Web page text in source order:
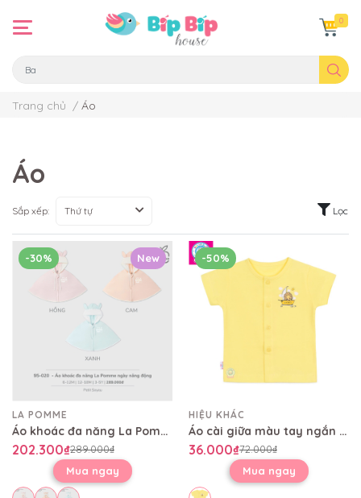
0
Trang chủ / Áo
Áo
Sắp xếp: Thứ tự Lọc
New
-30%
LA POMME
Áo khoác đa năng La Pomme ngày năng động
202.300₫289.000₫
Mua ngay
-50%
HIỆU KHÁC
Áo cài giữa màu tay ngắn AL0004
36.000₫72.000₫
Mua ngay